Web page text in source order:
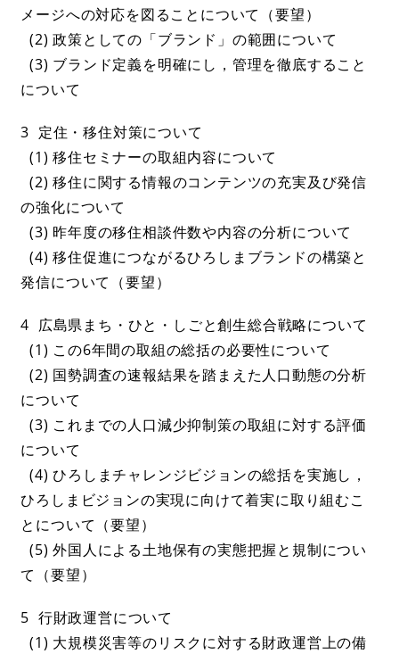
メージへの対応を図ることについて（要望）
(2) 政策としての「ブランド」の範囲について
(3) ブランド定義を明確にし，管理を徹底すること
について
3 定住・移住対策について
(1) 移住セミナーの取組内容について
(2) 移住に関する情報のコンテンツの充実及び発信
の強化について
(3) 昨年度の移住相談件数や内容の分析について
(4) 移住促進につながるひろしまブランドの構築と
発信について（要望）
4 広島県まち・ひと・しごと創生総合戦略について
(1) この6年間の取組の総括の必要性について
(2) 国勢調査の速報結果を踏まえた人口動態の分析
について
(3) これまでの人口減少抑制策の取組に対する評価
について
(4) ひろしまチャレンジビジョンの総括を実施し，
ひろしまビジョンの実現に向けて着実に取り組むこ
とについて（要望）
(5) 外国人による土地保有の実態把握と規制につい
て（要望）
5 行財政運営について
(1) 大規模災害等のリスクに対する財政運営上の備